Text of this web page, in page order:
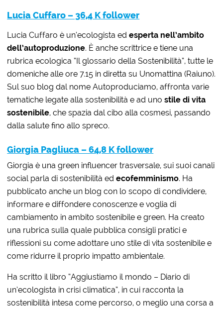
Lucia Cuffaro – 36,4 K follower
Lucia Cuffaro è un’ecologista edesperta nell’ambito
dell’autoproduzione. È anche scrittrice e tiene una
rubrica ecologica “Il glossario della Sostenibilità”, tutte le
domeniche alle ore 7.15 in diretta su Unomattina (Raiuno).
Sul suo blog dal nome Autoproduciamo, affronta varie
tematiche legate alla sostenibilità e ad unostile di vita
sostenibile, che spazia dal cibo alla cosmesi, passando
dalla salute fino allo spreco.
Giorgia Pagliuca – 64,8 K follower
Giorgia è una green influencer trasversale, sui suoi canali
social parla di sostenibilità edecofemminismo. Ha
pubblicato anche un blog con lo scopo di condividere,
informare e diffondere conoscenze e voglia di
cambiamento in ambito sostenibile e green. Ha creato
una rubrica sulla quale pubblica consigli pratici e
riflessioni su come adottare uno stile di vita sostenibile e
come ridurre il proprio impatto ambientale.
Ha scritto il libro “Aggiustiamo il mondo – Diario di
un’ecologista in crisi climatica”, in cui racconta la
sostenibilità intesa come percorso, o meglio una corsa a